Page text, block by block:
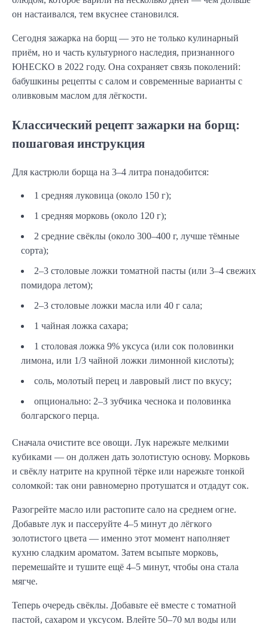
он настаивался, тем вкуснее становился.
Сегодня зажарка на борщ — это не только кулинарный
приём, но и часть культурного наследия, признанного
ЮНЕСКО в 2022 году. Она сохраняет связь поколений:
бабушкины рецепты с салом и современные варианты с
оливковым маслом для лёгкости.
Классический рецепт зажарки на борщ:
пошаговая инструкция
Для кастрюли борща на 3–4 литра понадобится:
1 средняя луковица (около 150 г);
1 средняя морковь (около 120 г);
2 средние свёклы (около 300–400 г, лучше тёмные
сорта);
2–3 столовые ложки томатной пасты (или 3–4 свежих
помидора летом);
2–3 столовые ложки масла или 40 г сала;
1 чайная ложка сахара;
1 столовая ложка 9% уксуса (или сок половинки
лимона, или 1/3 чайной ложки лимонной кислоты);
соль, молотый перец и лавровый лист по вкусу;
опционально: 2–3 зубчика чеснока и половинка
болгарского перца.
Сначала очистите все овощи. Лук нарежьте мелкими
кубиками — он должен дать золотистую основу. Морковь
и свёклу натрите на крупной тёрке или нарежьте тонкой
соломкой: так они равномерно протушатся и отдадут сок.
Разогрейте масло или растопите сало на среднем огне.
Добавьте лук и пассеруйте 4–5 минут до лёгкого
золотистого цвета — именно этот момент наполняет
кухню сладким ароматом. Затем всыпьте морковь,
перемешайте и тушите ещё 4–5 минут, чтобы она стала
мягче.
Теперь очередь свёклы. Добавьте её вместе с томатной
пастой, сахаром и уксусом. Влейте 50–70 мл воды или